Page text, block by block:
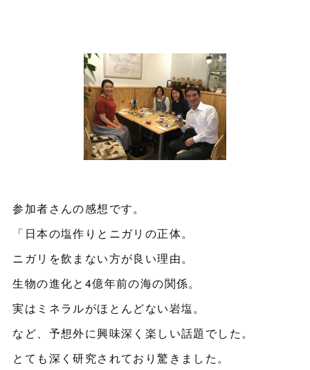
参加者さんの感想です。
「日本の塩作りとニガリの正体。
ニガリを飲まない方が良い理由。
生物の進化と4億年前の海の関係。
実はミネラルがほとんどない岩塩。
など、予想外に興味深く楽しい話題でした。
とても深く研究されており驚きました。